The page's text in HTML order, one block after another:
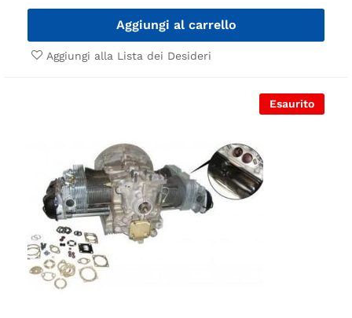
Aggiungi al carrello
Aggiungi alla Lista dei Desideri
Esaurito